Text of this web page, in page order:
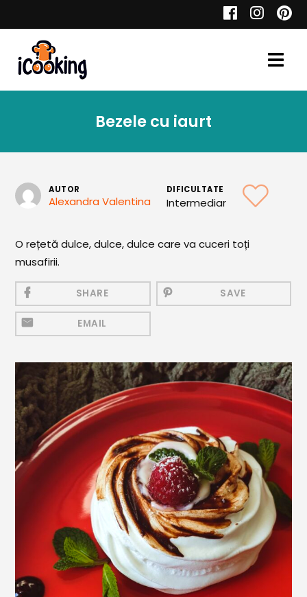
Toate Reţetele
Aperitive
Aperitive Calde
Aperitive Reci
Mezeluri
Băuturi
Băuturi calde
Băuturi reci
Cocktail-uri
Smoothies
Ceva Dulce
Biscuiți, Bomboane și
Fursecuri
Brioșe și Checuri
Budinci, Jeleuri și Sufleuri
Bezele cu iaurt
AUTOR
Alexandra Valentina
DIFICULTATE
Intermediar
O rețetă dulce, dulce, dulce care va cuceri toți
musafirii.
SHARE SAVE
EMAIL